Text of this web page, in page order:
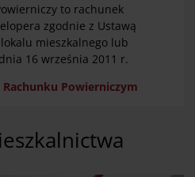
to rachunek
zgodnie z Ustawą
mieszkalnego lub
16 września 2011 r.
Powierniczym